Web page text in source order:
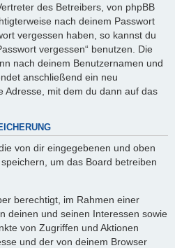
des Betreibers, von phpBB
nach deinem Passwort
vergessen haben, so kannst du
vergessen“ benutzen. Die
nach deinem Benutzernamen und
anschließend ein neu
Adresse, mit dem du dann auf das
von dir eingegebenen und oben
um das Board betreiben
berechtigt, im Rahmen einer
deinen und seinen Interessen sowie
von Zugriffen und Aktionen
und der von deinem Browser